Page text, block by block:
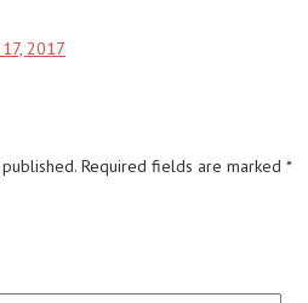
2017
Required fields are marked *